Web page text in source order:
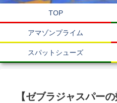
TOP
アマゾンプライム
スパットシューズ
【ゼブラジャスパー